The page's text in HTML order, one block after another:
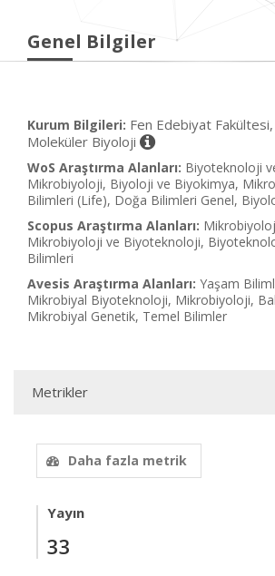
Genel Bilgiler
Kurum Bilgileri: Fen Edebiyat
Moleküler Biyoloji
WoS Araştırma Alanları: Biyoteknoloji
Mikrobiyoloji, Biyoloji ve Biyokimya,
Bilimleri (Life), Doğa Bilimleri Genel,
Scopus Araştırma Alanları:
Mikrobiyoloji ve Biyoteknoloji,
Bilimleri
Avesis Araştırma Alanları: Yaşam
Mikrobiyal Biyoteknoloji, Mikrobiyoloji,
Mikrobiyal Genetik, Temel Bilimler
Metrikler
Daha fazla metrik
Yayın
33